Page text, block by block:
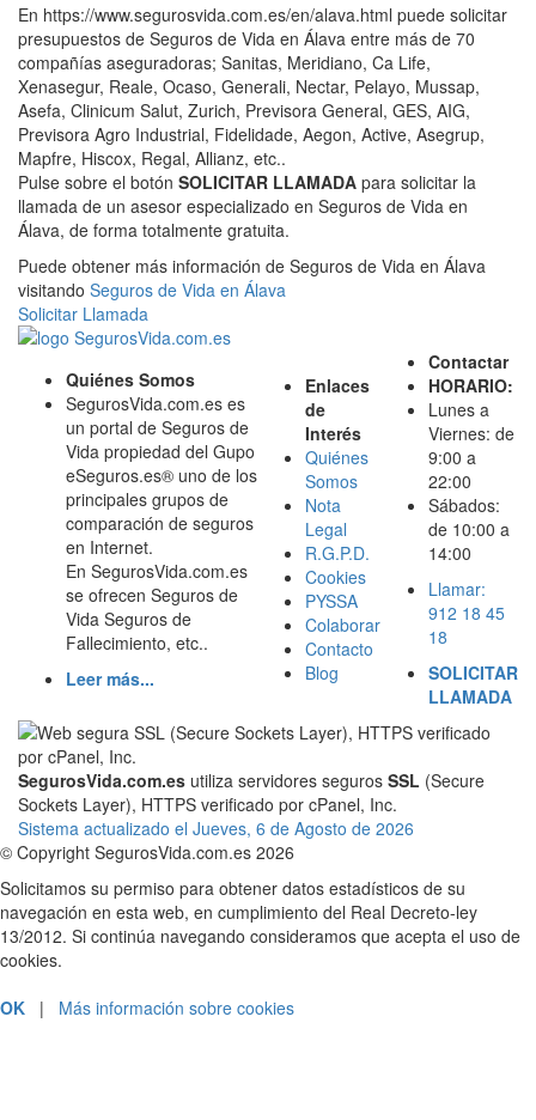
En https://www.segurosvida.com.es/en/alava.html puede solicitar
presupuestos de Seguros de Vida en Álava entre más de 70
compañías aseguradoras; Sanitas, Meridiano, Ca Life,
Xenasegur, Reale, Ocaso, Generali, Nectar, Pelayo, Mussap,
Asefa, Clinicum Salut, Zurich, Previsora General, GES, AIG,
Previsora Agro Industrial, Fidelidade, Aegon, Active, Asegrup,
Mapfre, Hiscox, Regal, Allianz, etc..
Pulse sobre el botón SOLICITAR LLAMADA para solicitar la
llamada de un asesor especializado en Seguros de Vida en
Álava, de forma totalmente gratuita.
Puede obtener más información de Seguros de Vida en Álava
visitando Seguros de Vida en Álava
Solicitar Llamada
Quiénes Somos
SegurosVida.com.es es
un portal de Seguros de
Vida propiedad del Gupo
eSeguros.es® uno de los
principales grupos de
comparación de seguros
en Internet.
En SegurosVida.com.es
se ofrecen Seguros de
Vida Seguros de
Fallecimiento, etc..
Leer más...
Enlaces
de
Interés
Quiénes
Somos
Nota
Legal
R.G.P.D.
Cookies
PYSSA
Colaborar
Contacto
Blog
Contactar
HORARIO:
Lunes a
Viernes: de
9:00 a
22:00
Sábados:
de 10:00 a
14:00
Llamar:
912 18 45
18
SOLICITAR
LLAMADA
SegurosVida.com.es utiliza servidores seguros SSL (Secure
Sockets Layer), HTTPS verificado por cPanel, Inc.
Sistema actualizado el Jueves, 6 de Agosto de 2026
© Copyright SegurosVida.com.es 2026
Solicitamos su permiso para obtener datos estadísticos de su
navegación en esta web, en cumplimiento del Real Decreto-ley
13/2012. Si continúa navegando consideramos que acepta el uso de
cookies.
OK | Más información sobre cookies